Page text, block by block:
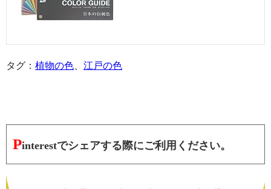
タグ： 植物の色、 江戸の色
Pinterestでシェアする際にご利用ください。